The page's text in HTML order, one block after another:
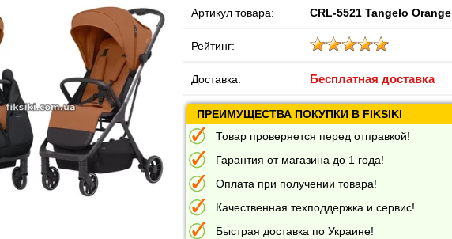
Артикул товара: CRL-5521 Tangelo Orange
Рейтинг:
Доставка: Бесплатная доставка
ПРЕИМУЩЕСТВА ПОКУПКИ В FIKSIKI
Товар проверяется перед отправкой!
Гарантия от магазина до 1 года!
Оплата при получении товара!
Качественная техподдержка и сервис!
Быстрая доставка по Украине!